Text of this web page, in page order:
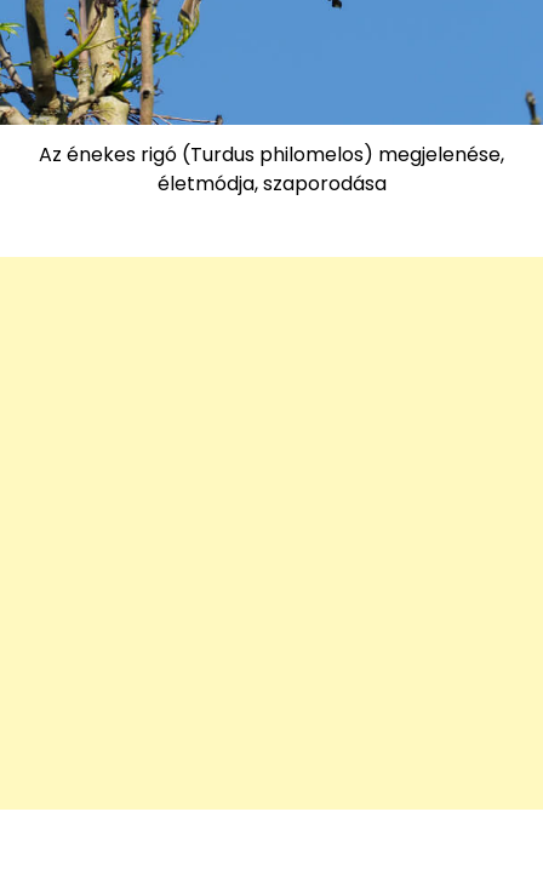
Az énekes rigó (Turdus philomelos) megjelenése,
életmódja, szaporodása